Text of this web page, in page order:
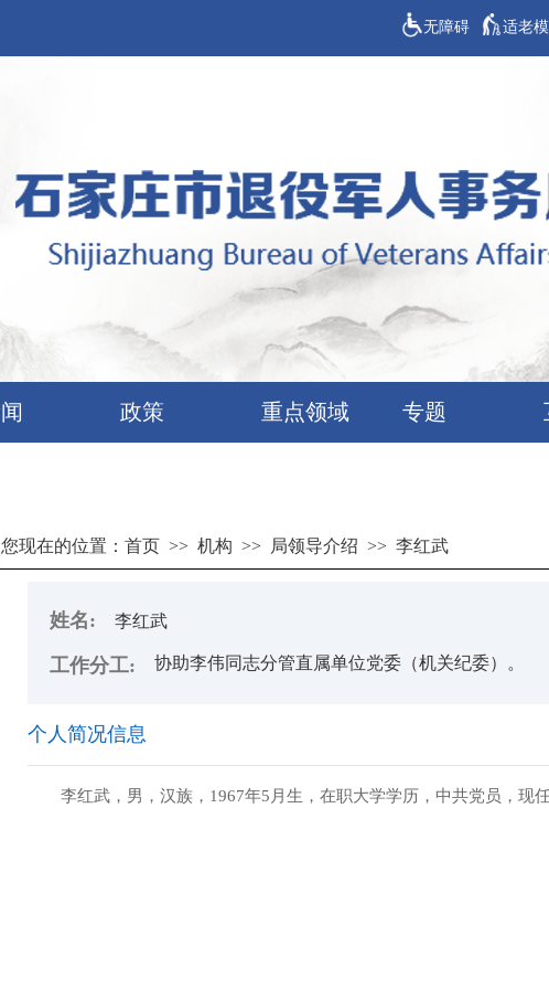
无障碍 适老
您现在的位置： 首页 >> 机构 >> 局领导介绍 >> 李红武
姓名: 李红武
工作分工: 协助李伟同志分管直属单位党委（机关纪委）。
个人简况信息
李红武，男，汉族，1967年5月生，在职大学学历，中共党员，现